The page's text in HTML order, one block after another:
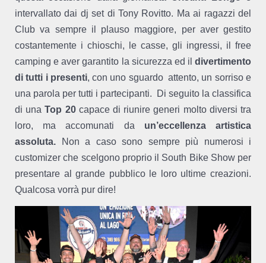
intervallato dai dj set di Tony Rovitto. Ma ai ragazzi del
Club va sempre il plauso maggiore, per aver gestito
costantemente i chioschi, le casse, gli ingressi, il free
camping e aver garantito la sicurezza ed il divertimento
di tutti i presenti, con uno sguardo attento, un sorriso e
una parola per tutti i partecipanti. Di seguito la classifica
di unaTop 20capace di riunire generi molto diversi tra
loro, ma accomunati da un’eccellenza artistica
assoluta.
Non a caso sono sempre più numerosi i
customizer che scelgono proprio il South Bike Show per
presentare al grande pubblico le loro ultime creazioni.
Qualcosa vorrà pur dire!